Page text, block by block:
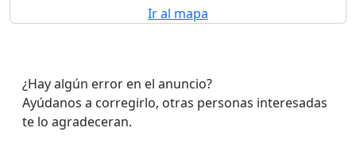
Ir al mapa
¿Hay algún error en el anuncio?
Ayúdanos a corregirlo, otras personas interesadas
te lo agradeceran.